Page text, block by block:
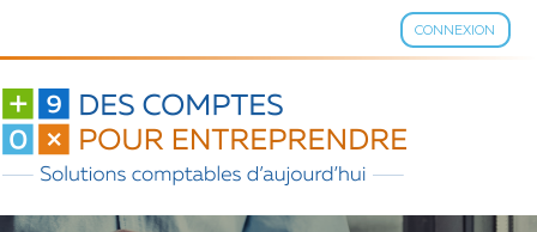
CONNEXION
Aller
contenu